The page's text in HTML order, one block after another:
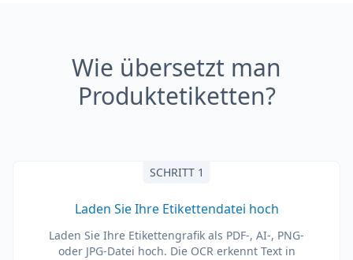
Wie übersetzt man
Produktetiketten?
SCHRITT 1
Laden Sie Ihre Etikettendatei hoch
Laden Sie Ihre Etikettengrafik als PDF-, AI-, PNG-
oder JPG-Datei hoch. Die OCR erkennt Text in